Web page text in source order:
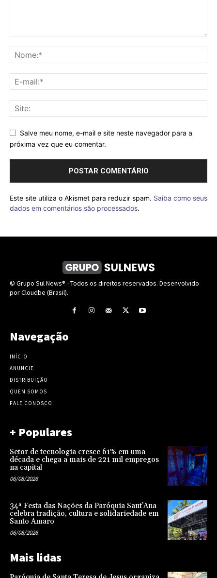
Salve meu nome, e-mail e site neste navegador para a
próxima vez que eu comentar.
Este site utiliza o Akismet para reduzir spam. Saiba como seus
dados em comentários são processados.
© Grupo Sul News® - Todos os direitos reservados. Desenvolvido
por Cloudbe (Brasil).
Navegação
INÍCIO
ANUNCIE
DISTRIBUIÇÃO
QUEM SOMOS
FALE CONOSCO
+ Populares
Setor de tecnologia cresce 61% em uma
década e chega a mais de 221 mil empregos
na capital
06/08/2026
34ª Festa das Nações da Paróquia Sant’Ana
celebra tradição, cultura e solidariedade em
Santo Amaro
06/08/2026
Mais lidas